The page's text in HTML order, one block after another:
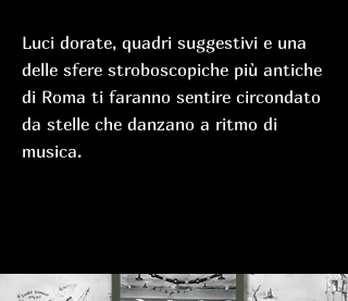
Luci dorate, quadri suggestivi e una
delle sfere stroboscopiche più antiche
di Roma ti faranno sentire circondato
da stelle che danzano a ritmo di
musica.